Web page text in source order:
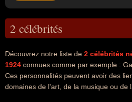
2 célébrités
Découvrez notre liste de 2 célébrités
1924 connues comme par exemple :
Ces personnalités peuvent avoir des
domaines de l'art, de la musique ou de